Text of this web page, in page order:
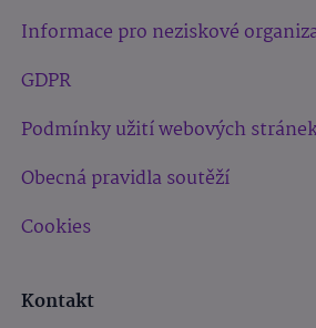
Informace pro neziskové
GDPR
Podmínky užití webových
Obecná pravidla soutěží
Cookies
Kontakt